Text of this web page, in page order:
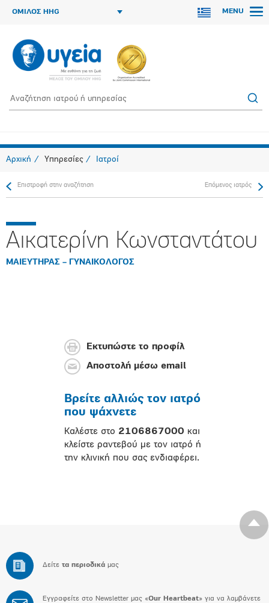
ΟΜΙΛΟΣ HHG MENU
Αρχική Υπηρεσίες Ιατροί
Επιστροφή στην αναζήτηση Επόμενος ιατρός
Αικατερίνη Κωνσταντάτου
ΜΑΙΕΥΤΗΡΑΣ – ΓΥΝΑΙΚΟΛΟΓΟΣ
Εκτυπώστε το προφίλ
Αποστολή μέσω email
Βρείτε αλλιώς τον ιατρό
που ψάχνετε
Καλέστε στο 2106867000 και
κλείστε ραντεβού με τον ιατρό ή
την κλινική που σας ενδιαφέρει.
Δείτε τα περιοδικά μας
Εγγραφείτε στο Newsletter μας «Our Heartbeat» για να λαμβάνετε